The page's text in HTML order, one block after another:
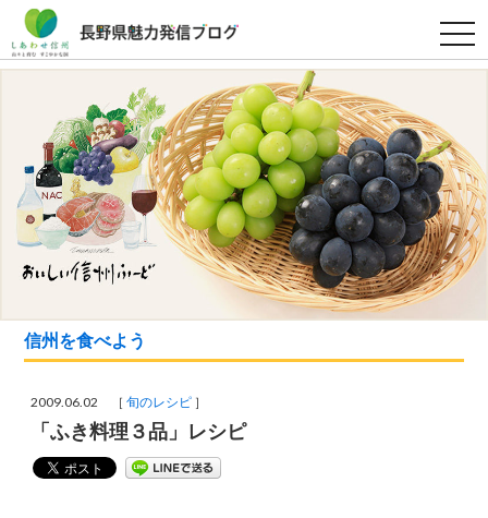
t
o
g
a
v
i
g
a
t
i
o
n
信州を食べよう
2009.06.02 ［旬のレシピ ］
「ふき料理３品」レシピ